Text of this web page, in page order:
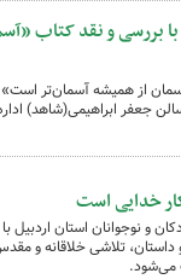
بررسی و نقد کتاب
از همیشه آسمان‌تر
خدایی است
و نوجوانان استان اردبیل
تلاشی خلاقانه و
می‌شود.